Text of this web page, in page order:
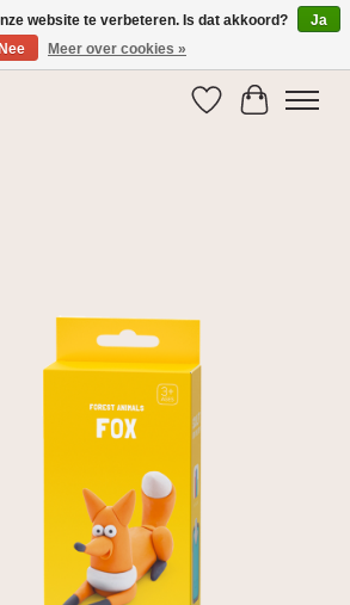
vanaf € 75,-
Verlanglijst
website te verbeteren. Is dat akkoord?
Ja
Nee
Meer over cookies »